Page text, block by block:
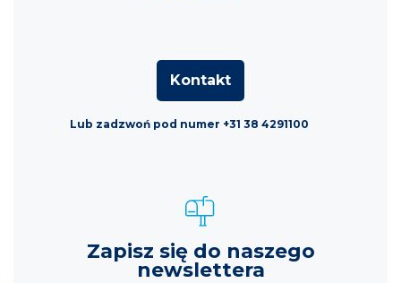
Kontakt
Lub zadzwoń pod numer +31 38 4291100
Zapisz się do naszego
newslettera